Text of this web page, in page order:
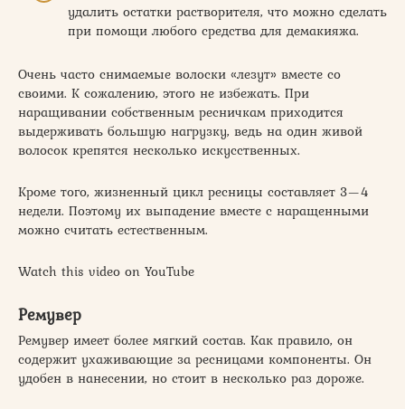
удалить остатки растворителя, что можно сделать
при помощи любого средства для демакияжа.
Очень часто снимаемые волоски «лезут» вместе со
своими. К сожалению, этого не избежать. При
наращивании собственным ресничкам приходится
выдерживать большую нагрузку, ведь на один живой
волосок крепятся несколько искусственных.
Кроме того, жизненный цикл ресницы составляет 3—4
недели. Поэтому их выпадение вместе с наращенными
можно считать естественным.
Watch this video on YouTube
Ремувер
Ремувер имеет более мягкий состав. Как правило, он
содержит ухаживающие за ресницами компоненты. Он
удобен в нанесении, но стоит в несколько раз дороже.